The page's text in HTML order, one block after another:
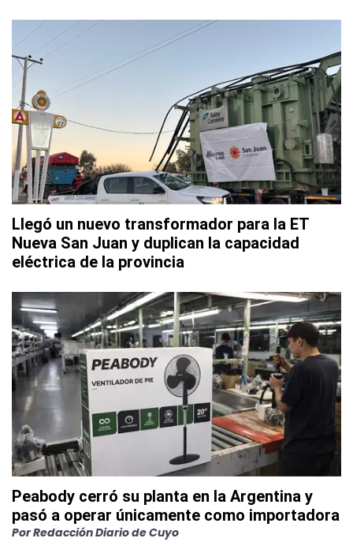
Llegó un nuevo transformador para la ET
Nueva San Juan y duplican la capacidad
eléctrica de la provincia
Peabody cerró su planta en la Argentina y
pasó a operar únicamente como importadora
PorRedacción Diario de Cuyo